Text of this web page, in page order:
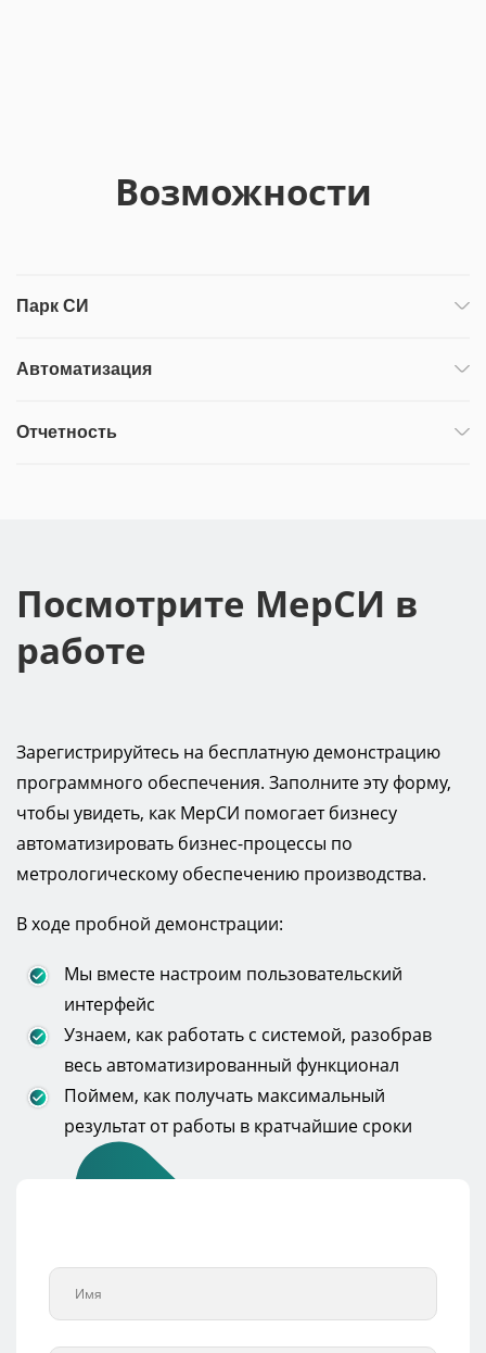
Возможности
Парк СИ
Автоматизация
Отчетность
Посмотрите МерСИ в
работе
Зарегистрируйтесь на бесплатную демонстрацию
программного обеспечения. Заполните эту форму,
чтобы увидеть, как МерСИ помогает бизнесу
автоматизировать бизнес-процессы по
метрологическому обеспечению производства.
В ходе пробной демонстрации:
Мы вместе настроим пользовательский
интерфейс
Узнаем, как работать с системой, разобрав
весь автоматизированный функционал
Поймем, как получать максимальный
результат от работы в кратчайшие сроки